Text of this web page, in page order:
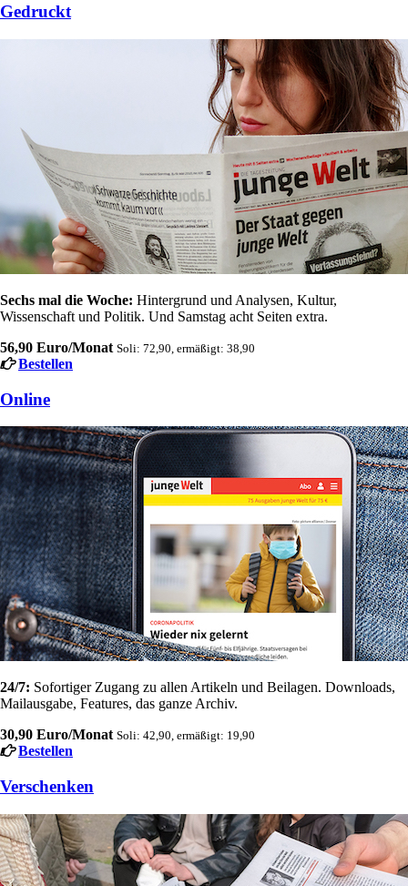
Gedruckt
Sechs mal die Woche: Hintergrund und Analysen, Kultur,
Wissenschaft und Politik. Und Samstag acht Seiten extra.
56,90 Euro/Monat Soli: 72,90, ermäßigt: 38,90
Bestellen
Online
24/7: Sofortiger Zugang zu allen Artikeln und Beilagen. Downloads,
Mailausgabe, Features, das ganze Archiv.
30,90 Euro/Monat Soli: 42,90, ermäßigt: 19,90
Bestellen
Verschenken